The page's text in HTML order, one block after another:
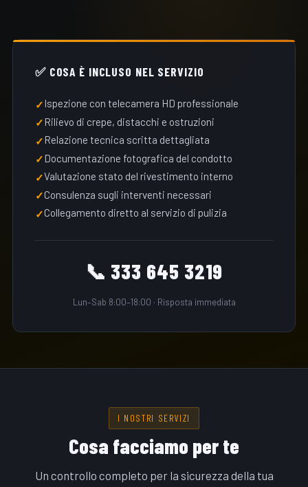
✅ COSA È INCLUSO NEL SERVIZIO
Ispezione con telecamera HD professionale
Rilievo di crepe, distacchi e ostruzioni
Relazione tecnica scritta dettagliata
Documentazione fotografica del condotto
Valutazione stato del rivestimento interno
Consulenza sugli interventi necessari
Collegamento diretto al servizio di pulizia
📞 333 645 3219
Lun–Sab 8:00–18:00 · Risposta immediata
I NOSTRI SERVIZI
Cosa facciamo per te
Un controllo completo per la sicurezza della tua